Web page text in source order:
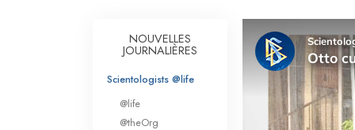
À l’intérieur d’une
Les principes de
Scientologie
La Dianétique : Une
NOUVELLES
JOURNALIÈRES
Scientologists @life
@life
@theOrg